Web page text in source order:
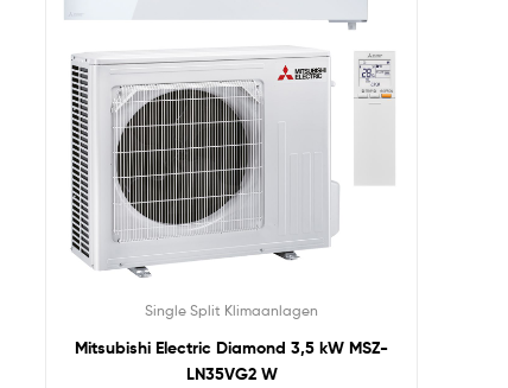
Single Split Klimaanlagen
Mitsubishi Electric Diamond 3,5 kW MSZ-
LN35VG2 W